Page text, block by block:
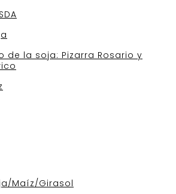
de la soja: Pizarra Rosario y
Maíz/Girasol